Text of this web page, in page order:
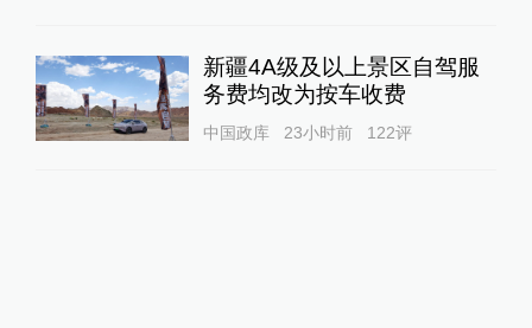
新疆4A级及以上景区自驾服
务费均改为按车收费
中国政库 23小时前 122评